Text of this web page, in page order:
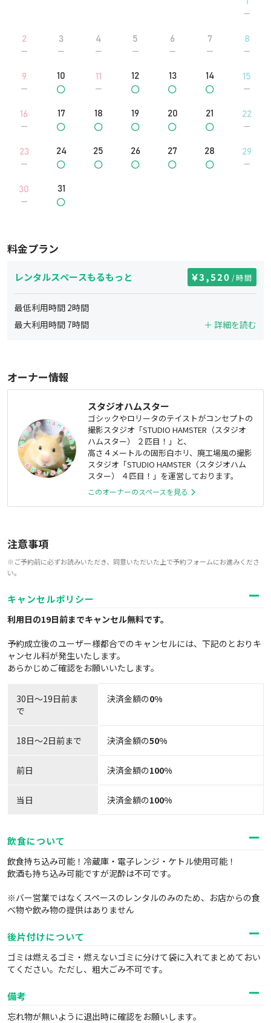
2 3 4 5 6 7 8
9 10 11 12 13 14 15
16 17 18 19 20 21 22
23 24 25 26 27 28 29
30 31
料金プラン
レンタルスペースもるもっと 3,520 /時間
最低利用時間 2時間
最大利用時間 7時間 ＋ 詳細を読む
オーナー情報
スタジオハムスター
ゴシックやロリータのテイストがコンセプトの
撮影スタジオ「STUDIO HAMSTER（スタジオ
ハムスター） ２匹目！」と、
高さ４メートルの固形白ホリ、廃工場風の撮影
スタジオ「STUDIO HAMSTER（スタジオハム
スター） ４匹目！」を運営しております。
このオーナーのスペースを見る
注意事項
※ご予約前に必ずお読みいただき、同意いただいた上で予約フォームにお進みくださ
い。
キャンセルポリシー
利用日の19日前までキャンセル無料です。
予約成立後のユーザー様都合でのキャンセルには、下記のとおりキ
ャンセル料が発生いたします。
あらかじめご確認をお願いいたします。
30日〜19日前ま
で
決済金額の0%
18日～2日前まで 決済金額の50%
前日 決済金額の100%
当日 決済金額の100%
飲食について
飲食持ち込み可能！冷蔵庫・電子レンジ・ケトル使用可能！
飲酒も持ち込み可能ですが泥酔は不可です。
※バー営業ではなくスペースのレンタルのみのため、お店からの食
べ物や飲み物の提供はありません
後片付けについて
ゴミは燃えるゴミ・燃えないゴミに分けて袋に入れてまとめておい
てください。ただし、粗大ごみ不可です。
備考
忘れ物が無いように退出時に確認をお願いします。